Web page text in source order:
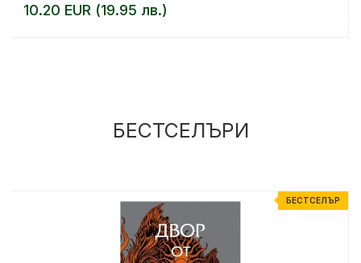
10.20 EUR (19.95 лв.)
БЕСТСЕЛЪРИ
БЕСТСЕЛЪР